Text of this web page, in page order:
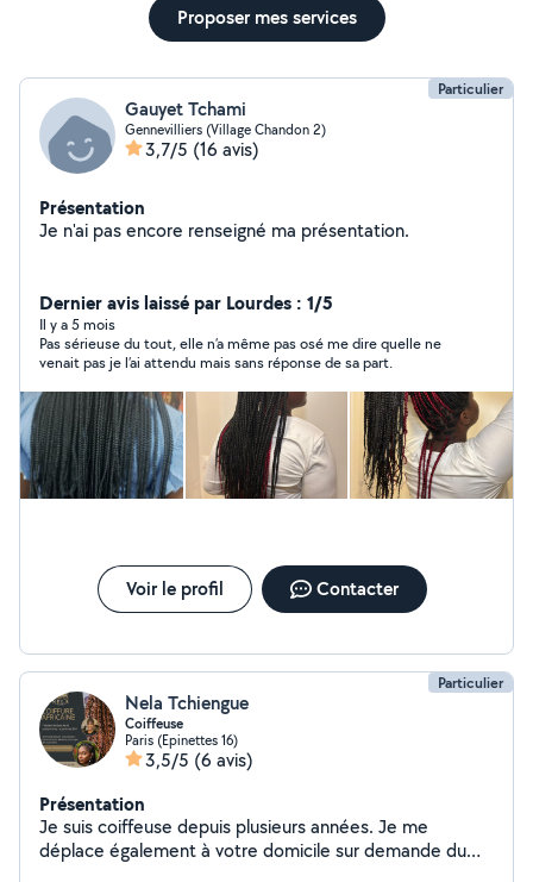
Proposer mes services
Particulier
Gauyet Tchami
Gennevilliers (Village Chandon 2)
3,7/5 (16 avis)
Présentation
Je n'ai pas encore renseigné ma présentation.
Dernier avis laissé par Lourdes : 1/5
Il y a 5 mois
Pas sérieuse du tout, elle n’a même pas osé me dire quelle ne
venait pas je l’ai attendu mais sans réponse de sa part.
Voir le profil Contacter
Particulier
Nela Tchiengue
Coiffeuse
Paris (Epinettes 16)
3,5/5 (6 avis)
Présentation
Je suis coiffeuse depuis plusieurs années. Je me
déplace également à votre domicile sur demande du